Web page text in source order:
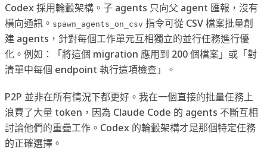
Codex 採用輪轂架構。子 agents 只向父 agent 匯報，沒有
橫向通訊。 spawn_agents_on_csv 指令可從 CSV 檔案批量創
建 agents，針對每個工作單元互相獨立的並行任務進行優
化。例如：「將這個 migration 應用到 200 個檔案」或「對
清單中每個 endpoint 執行這項檢查」。
P2P 並非在所有情況下都更好。我在一個直接的批量任務上
浪費了大量 token，因為 Claude Code 的 agents 不斷互相
討論他們的重疊工作。Codex 的輪轂架構才是那個特定任務
的正確選擇。